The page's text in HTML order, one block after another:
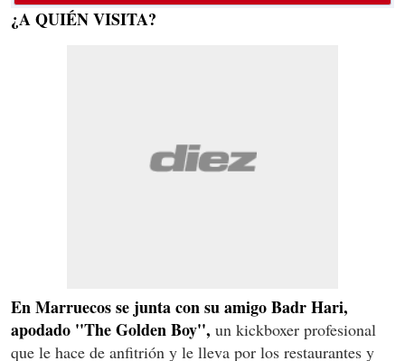
¿A QUIÉN VISITA?
En Marruecos se junta con su amigo Badr Hari,
apodado ''The Golden Boy'', un kickboxer profesional
que le hace de anfitrión y le lleva por los restaurantes y